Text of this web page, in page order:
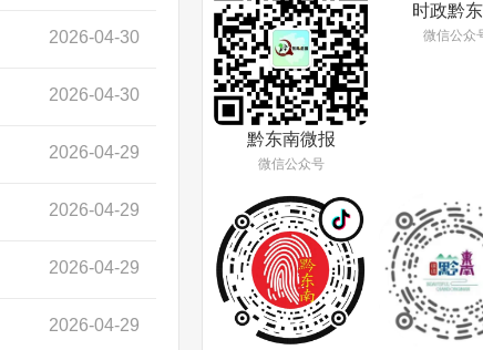
2026-04-30
2026-04-30
2026-04-29
2026-04-29
2026-04-29
2026-04-29
黔东南微报
微信公众号
时政黔
微信公众